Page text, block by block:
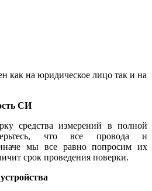
как на юридическое лицо так и на
СИ
средства измерений в полной
что все провода и
мы все равно попросим их
срок проведения поверки.